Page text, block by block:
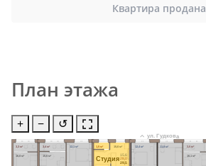
Квартира продана
План этажа
+ − ↺
3,3 м²
16,8 м²
12,1 м²
3,4 м²
15,6 м²
15,6 м²
1,5 м²
Cтудия
15,6
28,0
29,5
12,4 м² 11,8 м²
16,1 м²
3,5 м²
ул. Гудкова